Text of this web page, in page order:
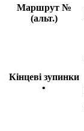
Маршрут №
(альт.)
Кінцеві зупинки
•